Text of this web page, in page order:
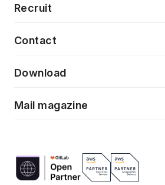
特徴量エンジニアリングと生成AI
フロントエンド開発
News
Event/Seminer
Recruit
Contact
Download
Mail magazine